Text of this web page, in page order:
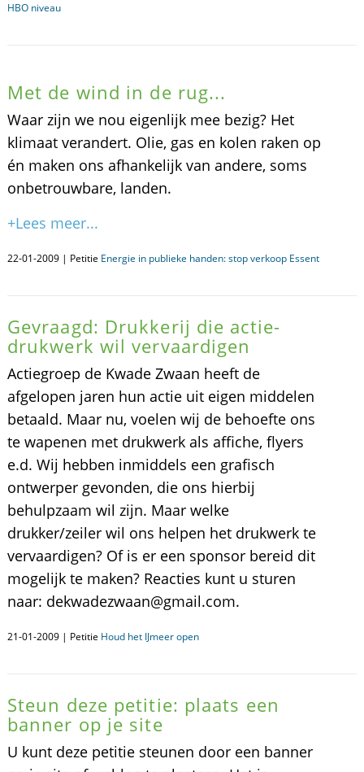
HBO niveau
Met de wind in de rug...
Waar zijn we nou eigenlijk mee bezig? Het
klimaat verandert. Olie, gas en kolen raken op
én maken ons afhankelijk van andere, soms
onbetrouwbare, landen.
+Lees meer...
22-01-2009 | Petitie Energie in publieke handen: stop verkoop Essent
Gevraagd: Drukkerij die actie-
drukwerk wil vervaardigen
Actiegroep de Kwade Zwaan heeft de
afgelopen jaren hun actie uit eigen middelen
betaald. Maar nu, voelen wij de behoefte ons
te wapenen met drukwerk als affiche, flyers
e.d. Wij hebben inmiddels een grafisch
ontwerper gevonden, die ons hierbij
behulpzaam wil zijn. Maar welke
drukker/zeiler wil ons helpen het drukwerk te
vervaardigen? Of is er een sponsor bereid dit
mogelijk te maken? Reacties kunt u sturen
naar: dekwadezwaan@gmail.com.
21-01-2009 | Petitie Houd het IJmeer open
Steun deze petitie: plaats een
banner op je site
U kunt deze petitie steunen door een banner